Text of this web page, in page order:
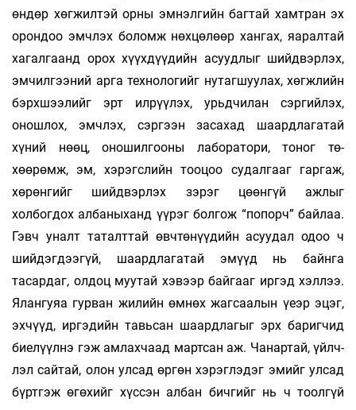
өндөр хөг­­­жилтэй орны эм­нэлгийн багтай хамтран эх
орондоо эмчлэх боломж нөхцөлөөр хангах, яа­рал­­тай
хагалгаанд орох хүүх­дүүдийн асуудлыг шийд­вэрлэх,
эмчилгээний арга технологийг ну­таг­шуулах, хөгжлийн
бэрх­шээлийг эрт илрүүлэх, урьдчилан сэргийлэх,
онош­лох, эмчлэх, сэргээн засахад шаардлагатай
хүний нөөц, оношилгооны ла­боратори, тоног тө­­
хөөрөмж, эм, хэрэгслийн тоо­цоо судалгааг гар­гаж,
хөрөнгийг шийдвэрлэх зэрэг цөөнгүй аж­лыг
холбогдох албаныханд үүрэг болгож “по­порч” байлаа.
Гэвч уналт та­талт­тай өвч­төнүүдийн асуудал одоо ч
шийдэгдээгүй, шаард­ла­гатай эмүүд нь байнга
тасардаг, олдоц муу­тай хэвээр байгааг иргэд хэллээ.
Ялангуяа гур­­ван жилийн өмнөх жагсаалын үеэр эцэг,
эх­чүүд, иргэдийн тавьсан шаардлагыг эрх ба­риг­­чид
биелүүлнэ гэж амлахчаад мартсан аж. Ча­­нар­тай, үйлч­
лэл сайтай, олон улсад өргөн хэ­рэг­лэдэг эмийг улсад
бүртгэж өгөхийг хүссэн ал­бан бич­гийг нь ч тоолгүй